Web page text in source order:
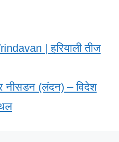
M| हरियाली तीज
नीसडन (लंदन) – विदेश